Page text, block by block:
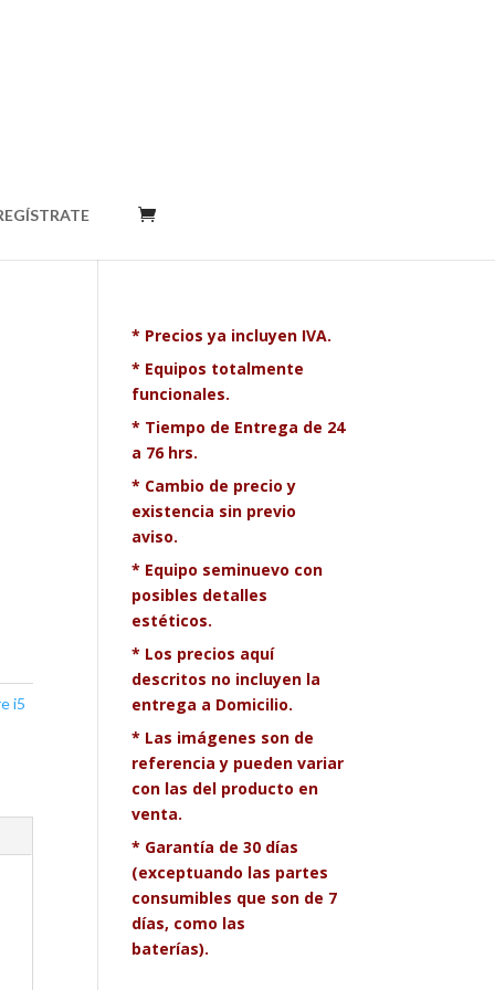
i5
* Precios ya incluyen IVA.
* Equipos totalmente
funcionales.
* Tiempo de Entrega de 24
a 76 hrs.
* Cambio de precio y
existencia sin previo
aviso.
* Equipo seminuevo con
posibles detalles
estéticos.
* Los precios aquí
descritos no incluyen la
entrega a Domicilio.
* Las imágenes son de
referencia y pueden variar
con las del producto en
venta.
* Garantía de 30 días
(exceptuando las partes
consumibles que son de 7
días, como las
baterías).